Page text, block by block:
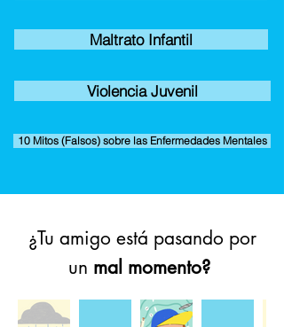
Maltrato Infantil
Violencia Juvenil
10 Mitos (Falsos) sobre las Enfermedades Mentales
¿Tu amigo está pasando por
un mal momento?